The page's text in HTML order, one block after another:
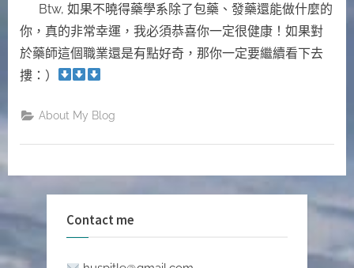
Btw, 如果不曉得藥學系除了包藥、發藥還能做什麼的
你，真的非常幸運，我必須恭喜你一定很健康！如果對
於藥師這個職業還是有點好奇，那你一定要繼續看下去
摟：）
About My Blog
Contact me